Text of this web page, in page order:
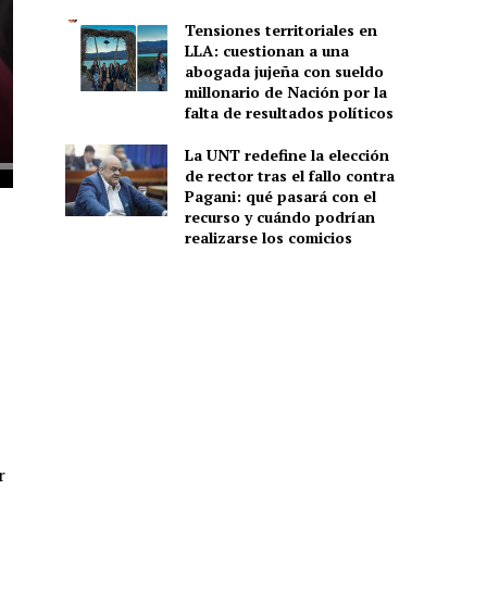
Tensiones territoriales en
LLA: cuestionan a una
abogada jujeña con sueldo
millonario de Nación por la
falta de resultados políticos
La UNT redefine la elección
de rector tras el fallo contra
Pagani: qué pasará con el
recurso y cuándo podrían
realizarse los comicios